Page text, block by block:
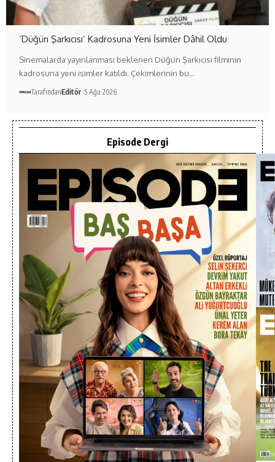
‘Düğün Şarkıcısı’ Kadrosuna Yeni İsimler Dâhil Oldu
Sinemalarda yayınlanması beklenen Düğün Şarkıcısı filminin
kadrosuna yeni isimler katıldı. Çekimlerinin bu…
TarafındanEditör 5 Ağu 2026
Episode Dergi